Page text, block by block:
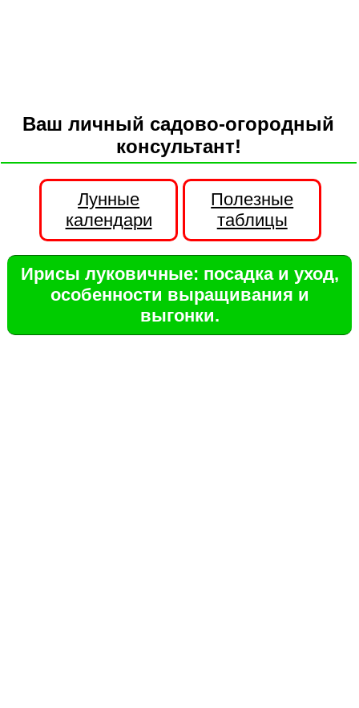
Ваш личный садово-огородный
консультант!
Лунные
календари
Полезные
таблицы
Ирисы луковичные: посадка и уход,
особенности выращивания и
выгонки.